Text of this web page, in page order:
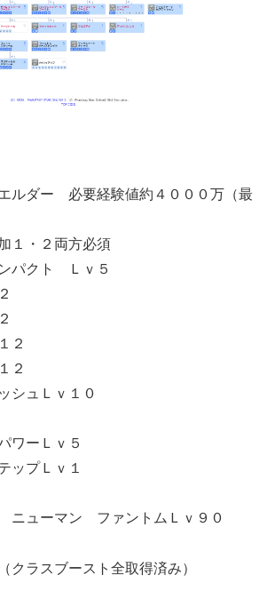
ルダー 必要経験値約４０００万（最
１・２両方必須
パクト Ｌｖ５
２
２
シュＬｖ１０
ワーＬｖ５
ップＬｖ１
ニューマン ファントムＬｖ９０
ラスブースト全取得済み）